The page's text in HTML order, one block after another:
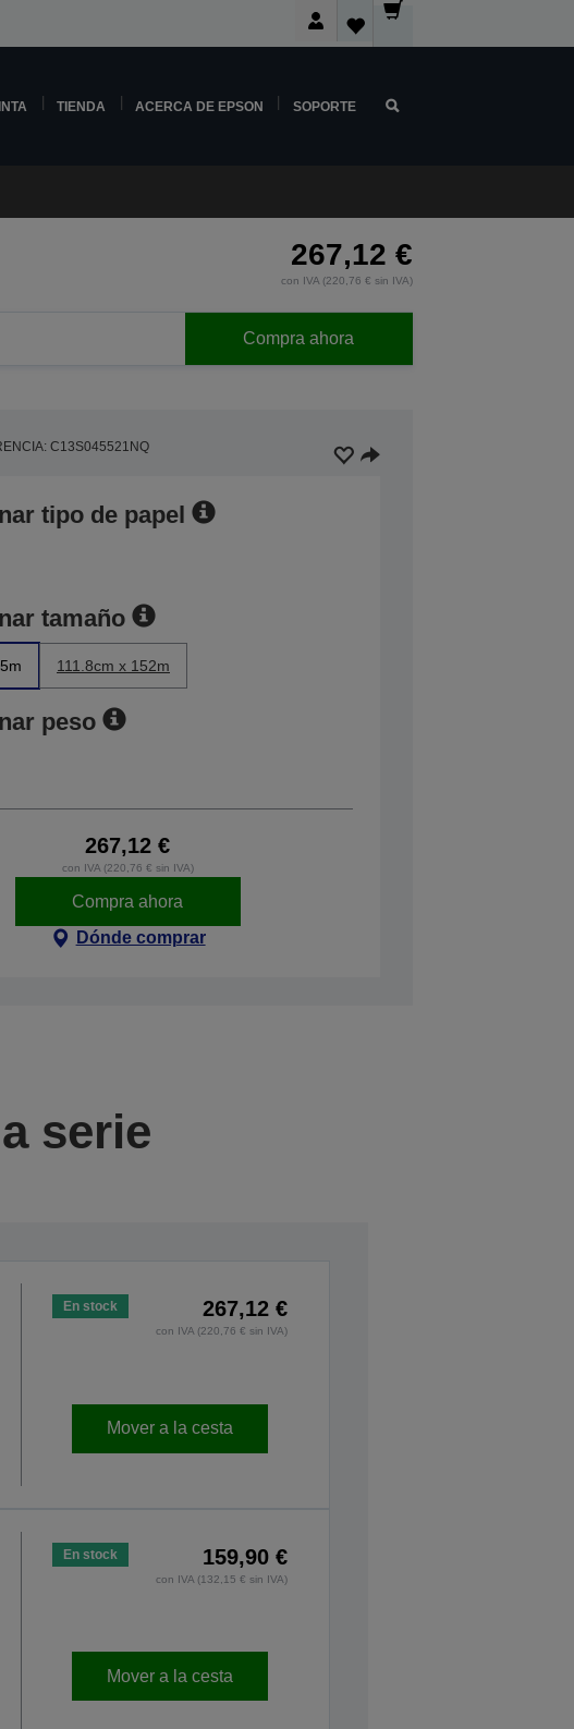
TIENDA ACERCA DE EPSON SOPORTE
267,12 €
con IVA (220,76 € sin IVA)
Compra ahora
C13S045521NQ
tipo de papel
tamaño
111.8cm x 152m
peso
267,12 €
con IVA (220,76 € sin IVA)
Compra ahora
Dónde comprar
serie
En stock 267,12 €
con IVA (220,76 € sin IVA)
Mover a la cesta
En stock 159,90 €
con IVA (132,15 € sin IVA)
Mover a la cesta